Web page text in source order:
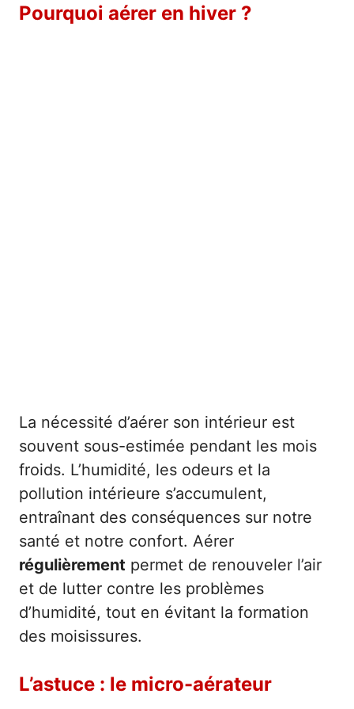
Pourquoi aérer en hiver ?
La nécessité d’aérer son intérieur est
souvent sous-estimée pendant les mois
froids. L’humidité, les odeurs et la
pollution intérieure s’accumulent,
entraînant des conséquences sur notre
santé et notre confort. Aérer
régulièrement permet de renouveler l’air
et de lutter contre les problèmes
d’humidité, tout en évitant la formation
des moisissures.
L’astuce : le micro-aérateur